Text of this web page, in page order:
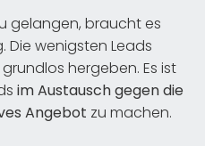
gelangen, braucht es
Die wenigsten Leads
hergeben. Es ist
im Austausch gegen die
Angebot zu machen.